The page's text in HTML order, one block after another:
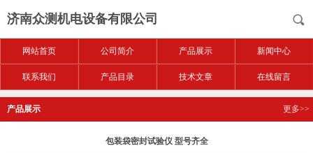
济南众测机电设备有限公司
网站首页 公司简介 产品展示 新闻中心
联系我们 产品目录 技术文章 在线留言
产品展示 更多>>
包装袋密封试验仪 型号齐全